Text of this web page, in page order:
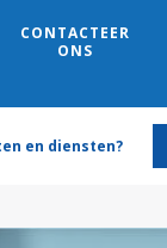
CONTACTEER
ONS
en diensten?